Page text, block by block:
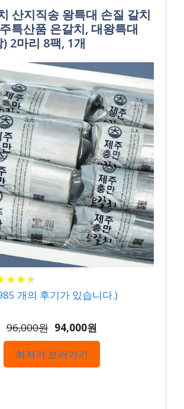
산지직송 왕특대 손질 갈치
특산품 은갈치, 대왕특대
2마리 8팩, 1개
★★★
★★★
개의 후기가 있습니다.)
96,000원 94,000원
최저가 보러가기